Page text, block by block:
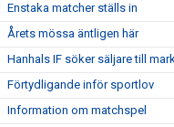
Enstaka matcher ställs in
Årets mössa äntligen här
Hanhals IF söker säljare till
Förtydligande inför sportlov
Information om matchspel